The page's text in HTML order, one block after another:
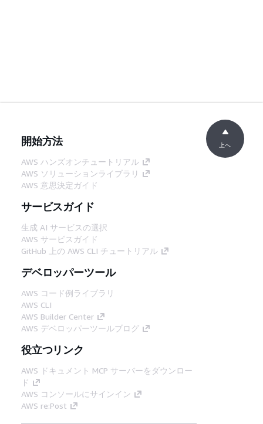
開始方法
AWS ハンズオンチュートリアル
AWS ソリューションライブラリ
AWS 意思決定ガイド
サービスガイド
生成 AI サービスの選択
AWS サービスガイド
GitHub 上の AWS CLI チュートリアル
デベロッパーツール
AWS コード例ライブラリ
AWS CLI
AWS Builder Center
AWS デベロッパーツールブログ
役立つリンク
AWS ドキュメント MCP サーバーをダウンロー
ド
AWS コンソールにサインイン
AWS re:Post
上へ